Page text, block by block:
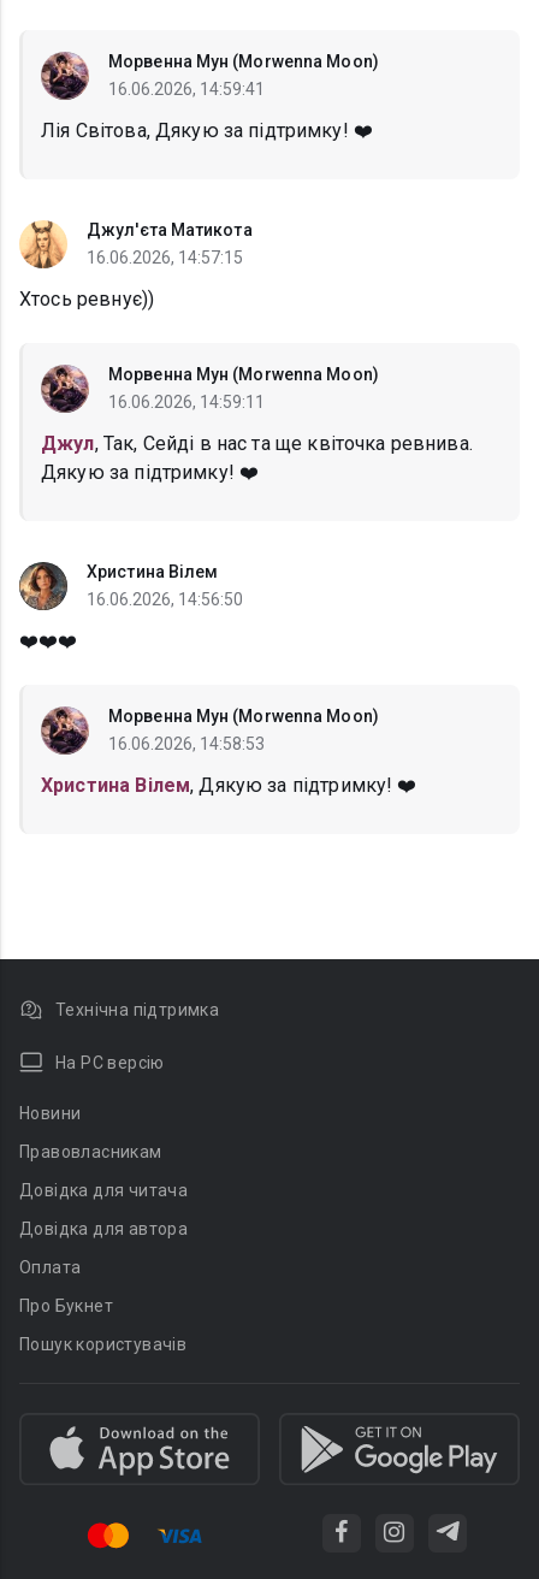
Морвенна Мун (Morwenna Moon)
16.06.2026, 14:59:41
Лія Світова, Дякую за підтримку! ❤️
Джул'єта Матикота
16.06.2026, 14:57:15
Хтось ревнує))
Морвенна Мун (Morwenna Moon)
16.06.2026, 14:59:11
Джул, Так, Сейді в нас та ще квіточка ревнива.
Дякую за підтримку! ❤️
Христина Вілем
16.06.2026, 14:56:50
❤️❤️❤️
Морвенна Мун (Morwenna Moon)
16.06.2026, 14:58:53
Христина Вілем, Дякую за підтримку! ❤️
Технічна підтримка
На PC версію
Новини
Правовласникам
Довідка для читача
Довідка для автора
Оплата
Про Букнет
Пошук користувачів